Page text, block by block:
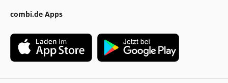
combi.de Apps